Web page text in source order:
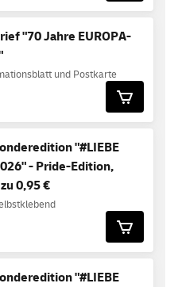
"70 Jahre EUROPA-
und Postkarte
"#LIEBE
- Pride-Edition,
0,95 €
"#LIEBE